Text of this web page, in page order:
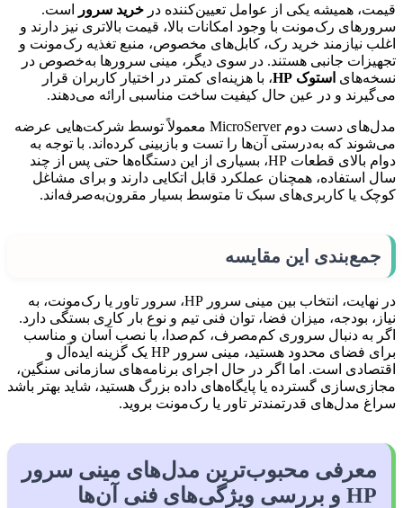
قیمت، همیشه یکی از عوامل تعیین‌کننده در خرید سرور
است.
سرورهای رک‌مونت با وجود امکانات بالا، قیمت بالاتری نیز دارند و
اغلب نیازمند خرید رک، کابل‌های مخصوص، منبع تغذیه رک‌مونت و
تجهیزات جانبی هستند. در سوی دیگر، مینی سرورها به‌خصوص در
نسخه‌های استوک HP
، با هزینه‌ای کمتر در اختیار کاربران قرار
می‌گیرند و در عین حال کیفیت ساخت مناسبی ارائه می‌دهند.
مدل‌های دست دوم MicroServer معمولاً توسط شرکت‌هایی عرضه
می‌شوند که به‌درستی آن‌ها را تست و بازبینی کرده‌اند. با توجه به
دوام بالای قطعات HP، بسیاری از این دستگاه‌ها حتی پس از چند
سال استفاده، همچنان عملکرد قابل اتکایی دارند و برای مشاغل
کوچک یا کاربری‌های سبک تا متوسط بسیار مقرون‌به‌صرفه‌اند.
جمع‌بندی این مقایسه
در نهایت، انتخاب بین مینی سرور HP، سرور تاور یا رک‌مونت، به
نیاز، بودجه، میزان فضا، توان فنی تیم و نوع بار کاری بستگی دارد.
اگر به دنبال سروری کم‌مصرف، کم‌صدا، با نصب آسان و مناسب
برای فضای محدود هستید، مینی سرور HP یک گزینه ایده‌آل و
اقتصادی است. اما اگر در حال اجرای برنامه‌های سازمانی سنگین،
مجازی‌سازی گسترده یا پایگاه‌های داده بزرگ هستید، شاید بهتر باشد
سراغ مدل‌های قدرتمندتر تاور یا رک‌مونت بروید.
معرفی محبوب‌ترین مدل‌های مینی سرور
HP و بررسی ویژگی‌های فنی آن‌ها